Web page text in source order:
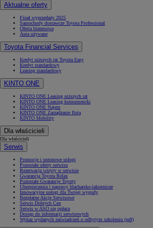
Aktualne oferty
Finał wyprzedaży 2025
Samochody dostawcze Toyota Professional
Oferta biznesowa
Auta używane
Toyota Financial Services
Kredyt niższych rat Toyota Easy
Kredyt standardowy
Leasing standardowy
KINTO ONE
KINTO ONE Leasing niższych rat
KINTO ONE Leasing konsumencki
KINTO ONE Najem
KINTO ONE Zarządzanie flotą
KINTO Mobility
Dla właścicieli
Dla właścicieli
Serwis
Promocje i sezonowe usługi
Pozostałe oferty serwisu
Rezerwacja wizyty w serwisie
Gwarancja Toyota Relax
Pozostałe Gwarancje Toyoty
Ubezpieczenia i naprawy blacharsko-lakiernicze
Innowacyjne usługi dla Twojej wygody
Bezpłatne Akcje Serwisowe
Serwis Dobrych Cen
Serwis w ASO się opłaca
Dostęp do informacji serwisowych
Wykaz wydanych zaświadczeń o odbytym szkoleniu (pdf)